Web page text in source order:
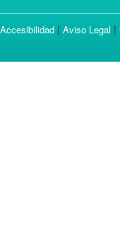
Accesibilidad | Aviso Legal |